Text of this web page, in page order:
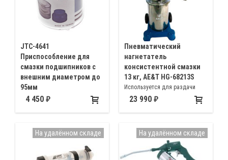
JTC-4641
Приспособление для
смазки подшипников с
внешним диаметром до
95мм
Для заполнения подшипника
4 450
Пневматический
нагнетатель
консистентной смазки
13 кг, AE&T HG-68213S
Используется для раздачи
густых смазок типа солидола
23 990
На удалённом складе На удалённом складе